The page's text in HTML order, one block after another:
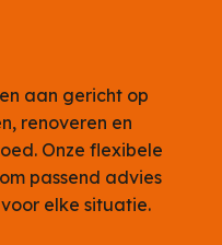
aan gericht op
renoveren en
Onze flexibele
passend advies
elke situatie.